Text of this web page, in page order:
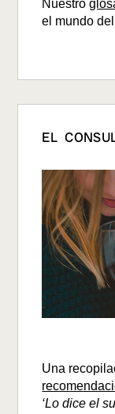
Nuestro
el mundo
EL
Una
‘Lo dice el